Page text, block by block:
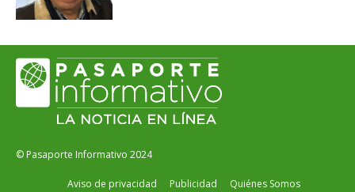
© Pasaporte Informativo 2024
Aviso de privacidad Publicidad Quiénes Somos